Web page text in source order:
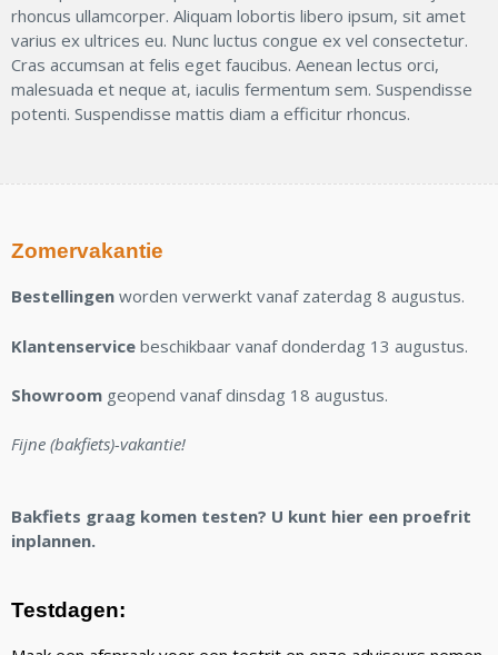
rhoncus ullamcorper. Aliquam lobortis libero ipsum, sit amet
varius ex ultrices eu. Nunc luctus congue ex vel consectetur.
Cras accumsan at felis eget faucibus. Aenean lectus orci,
malesuada et neque at, iaculis fermentum sem. Suspendisse
potenti. Suspendisse mattis diam a efficitur rhoncus.
Zomervakantie
Bestellingen worden verwerkt vanaf zaterdag 8 augustus.
Klantenservice beschikbaar vanaf donderdag 13 augustus.
Showroom geopend vanaf dinsdag 18 augustus.
Fijne (bakfiets)-vakantie!
Bakfiets graag komen testen? U kunt hier een proefrit
inplannen.
Testdagen: